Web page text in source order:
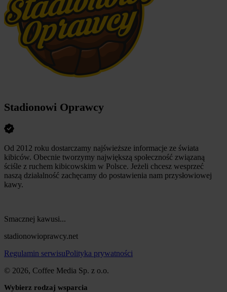
Stadionowi Oprawcy
Od 2012 roku dostarczamy najświeższe informacje ze świata
kibiców. Obecnie tworzymy największą społeczność związaną
ściśle z ruchem kibicowskim w Polsce. Jeżeli chcesz wesprzeć
naszą działalność zachęcamy do postawienia nam przysłowiowej
kawy.
Smacznej kawusi...
stadionowioprawcy.net
Regulamin serwisuPolityka prywatności
© 2026, Coffee Media Sp. z o.o.
Wybierz rodzaj wsparcia